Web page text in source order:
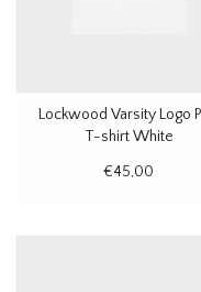
Lockwood Varsity Logo
T-shirt White
€45,00